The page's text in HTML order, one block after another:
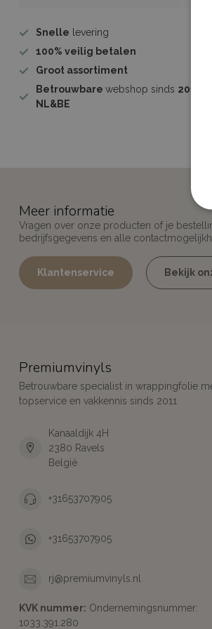
Snelle levering
100% veilig betalen
Groot assortiment
Betrouwbare webshop sinds 2011 -
NL&BE
Meer informatie
Vragen over onze producten of je
bedrijfsgegevens en alle
Klantenservice Bekijk
Premiumvinyls
Betrouwbare specialist in wrappingfolie
topservice en vakkennis sinds 2011
Kanaaldijk 4H
2380 Ravels
België
+31653707905
+31653707905
rj@premiumvinyls.nl
KVK nummer: Ondernemingsnummer:
1033.391.280